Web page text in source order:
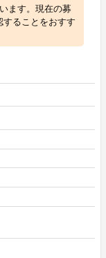
ます。現在の募
することをおすす